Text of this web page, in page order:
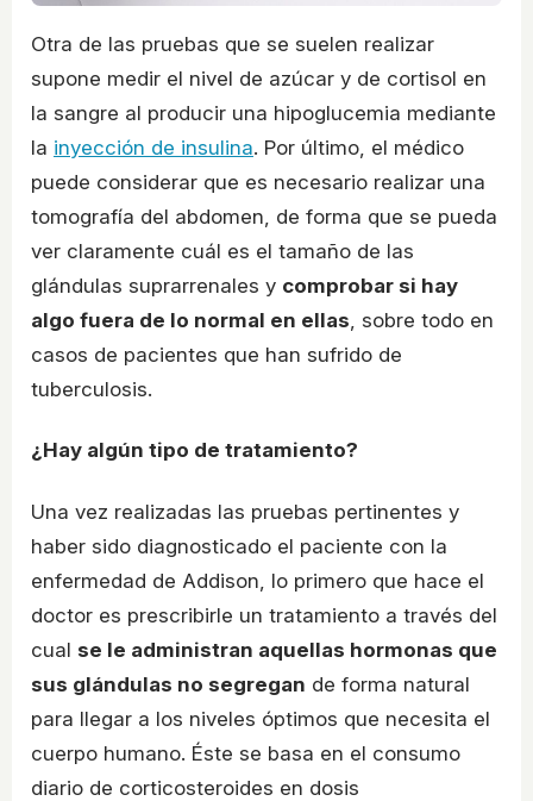
Otra de las pruebas que se suelen realizar
supone medir el nivel de azúcar y de cortisol en
la sangre al producir una hipoglucemia mediante
la inyección de insulina. Por último, el médico
puede considerar que es necesario realizar una
tomografía del abdomen, de forma que se pueda
ver claramente cuál es el tamaño de las
glándulas suprarrenales y comprobar si hay
algo fuera de lo normal en ellas , sobre todo en
casos de pacientes que han sufrido de
tuberculosis.
¿Hay algún tipo de tratamiento?
Una vez realizadas las pruebas pertinentes y
haber sido diagnosticado el paciente con la
enfermedad de Addison, lo primero que hace el
doctor es prescribirle un tratamiento a través del
cual se le administran aquellas hormonas que
sus glándulas no segregan de forma natural
para llegar a los niveles óptimos que necesita el
cuerpo humano. Éste se basa en el consumo
diario de corticosteroides en dosis